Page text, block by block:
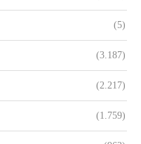
(5)
(3.187)
(2.217)
(1.759)